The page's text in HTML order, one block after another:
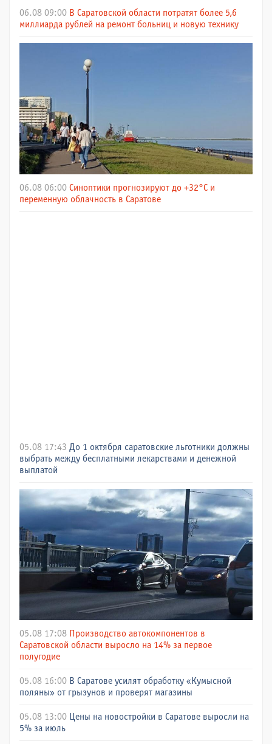
06.08 09:00 В Саратовской области потратят более 5,6
миллиарда рублей на ремонт больниц и новую технику
06.08 06:00 Синоптики прогнозируют до +32°C и
переменную облачность в Саратове
05.08 17:43 До 1 октября саратовские льготники должны
выбрать между бесплатными лекарствами и денежной
выплатой
05.08 17:08 Производство автокомпонентов в
Саратовской области выросло на 14% за первое
полугодие
05.08 16:00 В Саратове усилят обработку «Кумысной
поляны» от грызунов и проверят магазины
05.08 13:00 Цены на новостройки в Саратове выросли на
5% за июль